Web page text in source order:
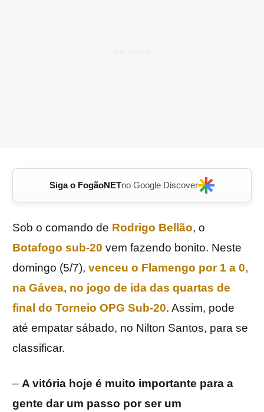
Siga o FogãoNETno Google Discover
Sob o comando de Rodrigo Bellão, o
Botafogo sub-20 vem fazendo bonito. Neste
domingo (5/7), venceu o Flamengo por 1 a 0,
na Gávea, no jogo de ida das quartas de
final do Torneio OPG Sub-20. Assim, pode
até empatar sábado, no Nilton Santos, para se
classificar.
– A vitória hoje é muito importante para a
gente dar um passo por ser um